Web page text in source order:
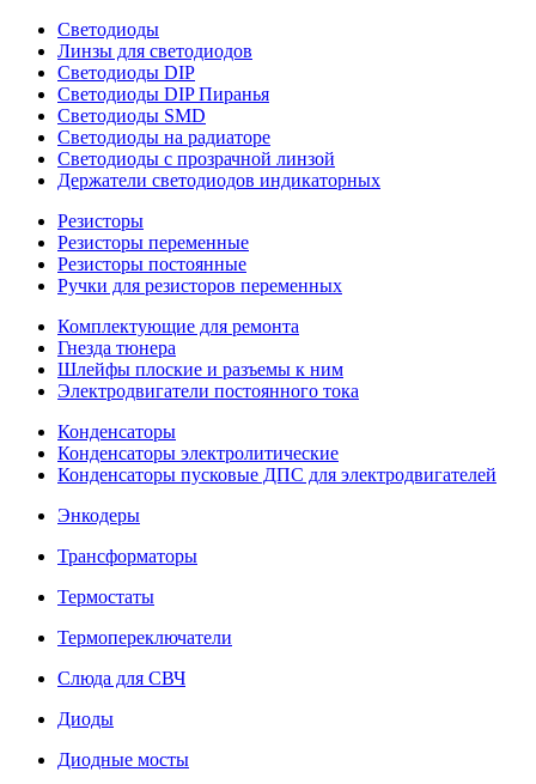
Светодиоды
Линзы для светодиодов
Светодиоды DIP
Светодиоды DIP Пиранья
Светодиоды SMD
Светодиоды на радиаторе
Светодиоды с прозрачной линзой
Держатели светодиодов индикаторных
Резисторы
Резисторы переменные
Резисторы постоянные
Ручки для резисторов переменных
Комплектующие для ремонта
Гнезда тюнера
Шлейфы плоские и разъемы к ним
Электродвигатели постоянного тока
Конденсаторы
Конденсаторы электролитические
Конденсаторы пусковые ДПС для электродвигателей
Энкодеры
Трансформаторы
Термостаты
Термопереключатели
Слюда для СВЧ
Диоды
Диодные мосты